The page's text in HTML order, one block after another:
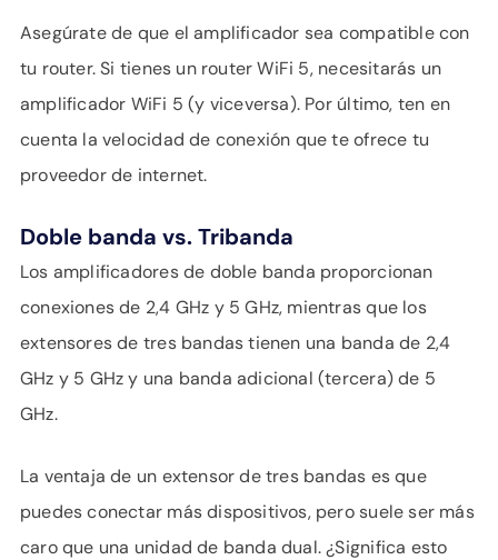
Asegúrate de que el amplificador sea compatible con
tu router. Si tienes un router WiFi 5, necesitarás un
amplificador WiFi 5 (y viceversa). Por último, ten en
cuenta la velocidad de conexión que te ofrece tu
proveedor de internet.
Doble banda vs. Tribanda
Los amplificadores de doble banda proporcionan
conexiones de 2,4 GHz y 5 GHz, mientras que los
extensores de tres bandas tienen una banda de 2,4
GHz y 5 GHz y una banda adicional (tercera) de 5
GHz.
La ventaja de un extensor de tres bandas es que
puedes conectar más dispositivos, pero suele ser más
caro que una unidad de banda dual. ¿Significa esto